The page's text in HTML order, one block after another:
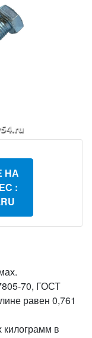
НА
:
70, ГОСТ
равен 0,761
килограмм в